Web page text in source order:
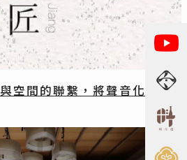
空間的聯繫，將聲音化為
30